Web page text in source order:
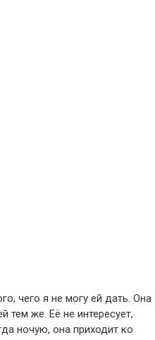
чего я не могу ей дать. Она
тем же. Её не интересует,
ночую, она приходит ко